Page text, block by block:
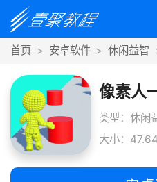
首页 安卓软件 休闲益智
像素人
类型：休闲
大小：